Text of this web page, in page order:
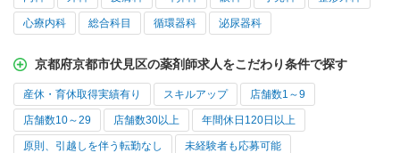
心療内科 総合科目 循環器科 泌尿器科
京都府京都市伏見区の薬剤師求人をこだわり条件で探す
産休・育休取得実績有り スキルアップ 店舗数1～9
店舗数10～29 店舗数30以上 年間休日120日以上
原則、引越しを伴う転勤なし 未経験者も応募可能